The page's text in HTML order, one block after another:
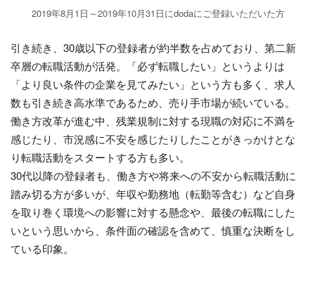
2019年8月1日～2019年10月31日にdodaにご登録いただいた方
引き続き、30歳以下の登録者が約半数を占めており、第二新
卒層の転職活動が活発。「必ず転職したい」というよりは
「より良い条件の企業を見てみたい」という方も多く、求人
数も引き続き高水準であるため、売り手市場が続いている。
働き方改革が進む中、残業規制に対する現職の対応に不満を
感じたり、市況感に不安を感じたりしたことがきっかけとな
り転職活動をスタートする方も多い。
30代以降の登録者も、働き方や将来への不安から転職活動に
踏み切る方が多いが、年収や勤務地（転勤等含む）など自身
を取り巻く環境への影響に対する懸念や、最後の転職にした
いという思いから、条件面の確認を含めて、慎重な決断をし
ている印象。